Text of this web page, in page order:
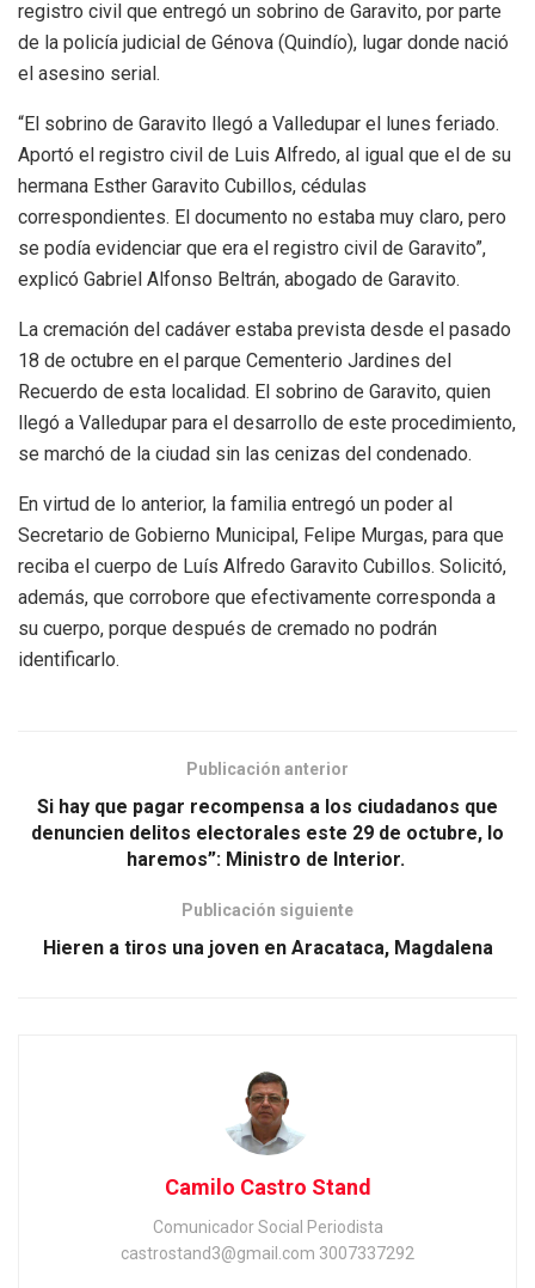
registro civil que entregó un sobrino de Garavito, por parte
de la policía judicial de Génova (Quindío), lugar donde nació
el asesino serial.
“El sobrino de Garavito llegó a Valledupar el lunes feriado.
Aportó el registro civil de Luis Alfredo, al igual que el de su
hermana Esther Garavito Cubillos, cédulas
correspondientes. El documento no estaba muy claro, pero
se podía evidenciar que era el registro civil de Garavito”,
explicó Gabriel Alfonso Beltrán, abogado de Garavito.
La cremación del cadáver estaba prevista desde el pasado
18 de octubre en el parque Cementerio Jardines del
Recuerdo de esta localidad. El sobrino de Garavito, quien
llegó a Valledupar para el desarrollo de este procedimiento,
se marchó de la ciudad sin las cenizas del condenado.
En virtud de lo anterior, la familia entregó un poder al
Secretario de Gobierno Municipal, Felipe Murgas, para que
reciba el cuerpo de Luís Alfredo Garavito Cubillos. Solicitó,
además, que corrobore que efectivamente corresponda a
su cuerpo, porque después de cremado no podrán
identificarlo.
Publicación anterior
Si hay que pagar recompensa a los ciudadanos que
denuncien delitos electorales este 29 de octubre, lo
haremos”: Ministro de Interior.
Publicación siguiente
Hieren a tiros una joven en Aracataca, Magdalena
Camilo Castro Stand
Comunicador Social Periodista
castrostand3@gmail.com 3007337292